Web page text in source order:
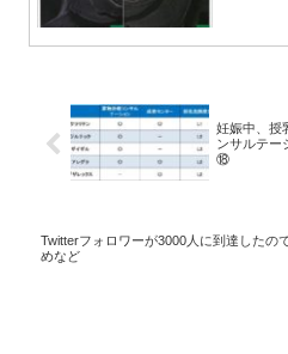
妊娠中、授
ンサルテー
⑱
Twitterフォロワーが3000人に到達したの
めなど